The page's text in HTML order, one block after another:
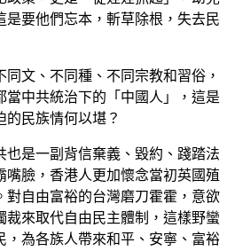
是要他們忘本，斬草除根，失去民
文、不同種、不同宗教和習俗，
中共統治下的「中國人」，這是
民族情何以堪？
是一副背信棄義、毀約、踐踏法
嘴臉，香港人更加懷念當初英國殖
對自由富裕的台灣磨刀霍霍，意欲
來取代自由民主體制，這樣野蠻
，為各族人帶來和平、安寧、富裕